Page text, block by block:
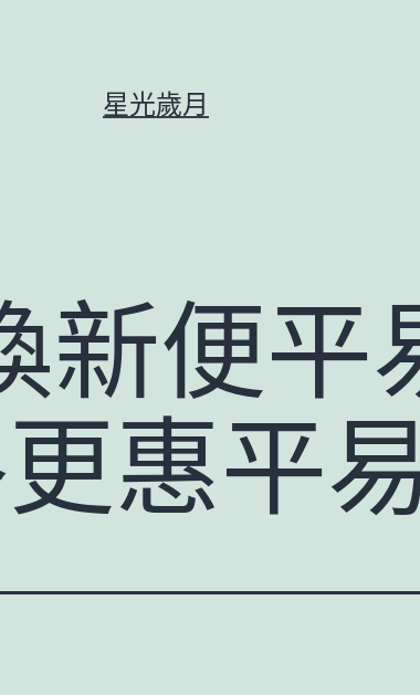
星光歲月
新便平
惠平